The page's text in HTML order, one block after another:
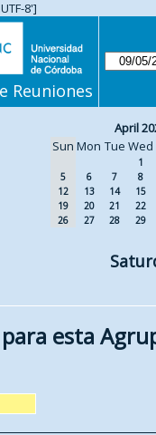
8']
Reuniones
April
Sun Mon Tue Wed
1
5
6 7
8
12
13 14
15
19
20 21
22
26
27 28 29
esta